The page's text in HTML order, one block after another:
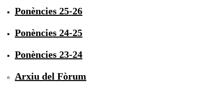
Ponències 25-26
Ponències 24-25
Ponències 23-24
Arxiu del Fòrum